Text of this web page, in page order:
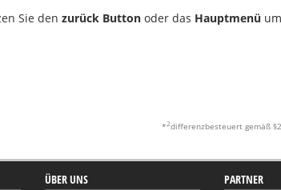
Sie den zurück Button oder das Hauptmenü
*2differenzbesteuert gemäß
ÜBER UNS PARTNER